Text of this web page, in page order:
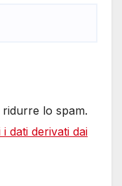
lo spam.
dati derivati dai